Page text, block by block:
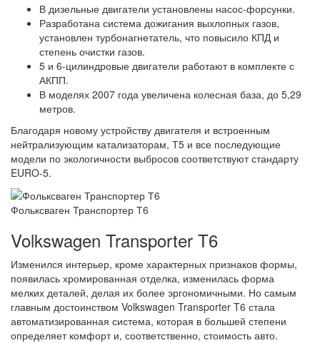
В дизельные двигатели установлены насос-форсунки.
Разработана система дожигания выхлопных газов,
установлен турбонагнетатель, что повысило КПД и
степень очистки газов.
5 и 6-цилиндровые двигатели работают в комплекте с
АКПП.
В моделях 2007 года увеличена колесная база, до 5,29
метров.
Благодаря новому устройству двигателя и встроенным
нейтрализующим катализаторам, Т5 и все последующие
модели по экологичности выбросов соответствуют стандарту
EURO-5.
Фольксваген Транспортер Т6
Volkswagen Transporter T6
Изменился интерьер, кроме характерных признаков формы,
появилась хромированная отделка, изменилась форма
мелких деталей, делая их более эргономичными. Но самым
главным достоинством Volkswagen Transporter T6 стала
автоматизированная система, которая в большей степени
определяет комфорт и, соответственно, стоимость авто.